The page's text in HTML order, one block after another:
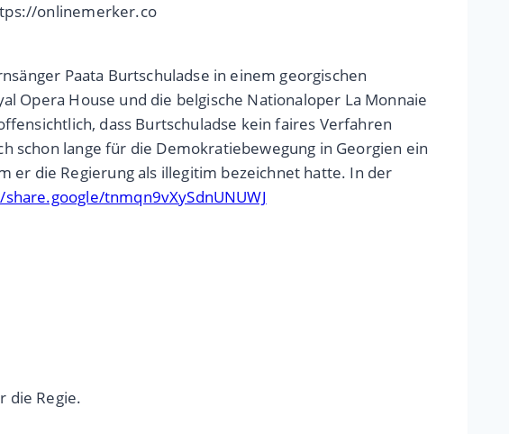
onlinemerker.co
Paata Burtschuladse in einem georgischen
Opera House und die belgische Nationaloper La Monnaie
dass Burtschuladse kein faires Verfahren
schon lange für die Demokratiebewegung in Georgien ein
er die Regierung als illegitim bezeichnet hatte. In der
tnmqn9vXySdnUNUWJ
die Regie.